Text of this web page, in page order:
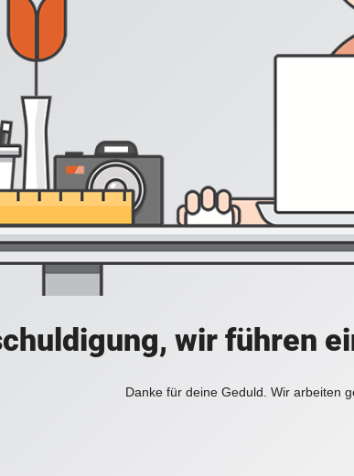
wir führen
Danke für deine Geduld. Wir arbeiten